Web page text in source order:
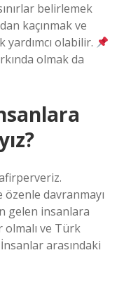
belirlemek
kaçınmak ve
olabilir.
olmak da
davranmayı
gelen insanlara
olmalı ve Türk
arasındaki